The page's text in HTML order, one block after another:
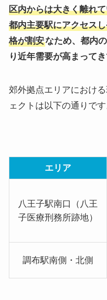
区内からは大きく離れ
都内主要駅にアクセス
格が割安なため、都内
り近年需要が高まってき
郊外拠点エリアにおけ
ェクトは以下の通りです
エリア
八王子駅南口（八王
子医療刑務所跡地）
調布駅南側・北側